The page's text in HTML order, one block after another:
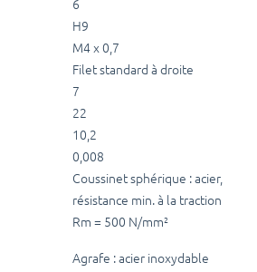
H9
M4 x 0,7
Filet standard à droite
7
22
10,2
0,008
Coussinet sphérique : acier,
résistance min. à la traction
Rm = 500 N/mm²
Agrafe : acier inoxydable